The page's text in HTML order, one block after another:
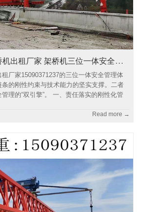
河北石家庄高铁架桥机出租厂家 架桥机三位一体安全管理中的责任落实
厂家15090371237的三位一体安全管理体
的刚性约束与技术能力的坚实支撑。二者
理的“双引擎”。 一、责任落实的刚性化管
Read more →